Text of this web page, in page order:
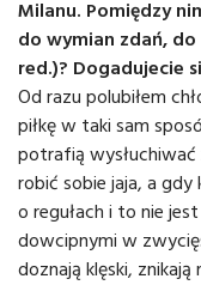
Milanu. Pomiędzy
do wymian zdań,
red.)? Dogadujecie
Od razu polubiłem
piłkę w taki sam
potrafią
robić sobie jaja, a
o regułach i to nie
dowcipnymi w
doznają klęski,